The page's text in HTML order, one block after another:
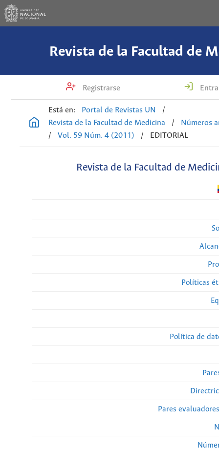
Revista de la Facultad de
Registrarse
Está en: Portal de Revistas UN
/
Revista de la Facultad de Medicina
/
Números
/
Vol. 59 Núm. 4 (2011) / EDITORIAL
Revista de la Facultad de
Políticas
Política de
Pares